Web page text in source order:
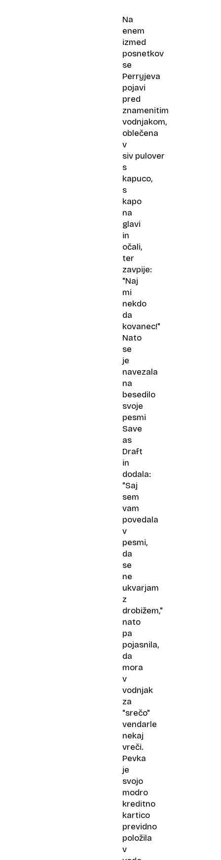
Na
enem
izmed
posnetkov
se
Perryjeva
pojavi
pred
znamenitim
vodnjakom,
oblečena
v
siv pulover
s
kapuco,
s
kapo
na
glavi
in
očali,
ter
zavpije:
"Naj
mi
nekdo
da
kovanec!"
Nato
se
je
navezala
na
besedilo
svoje
pesmi
Save
as
Draft
in
dodala:
"Saj
sem
vam
povedala
v
pesmi,
da
se
ne
ukvarjam
z
drobižem,"
nato
pa
pojasnila,
da
mora
v
vodnjak
za
"srečo"
vendarle
nekaj
vreči.
Pevka
je
svojo
modro
kreditno
kartico
previdno
položila
v